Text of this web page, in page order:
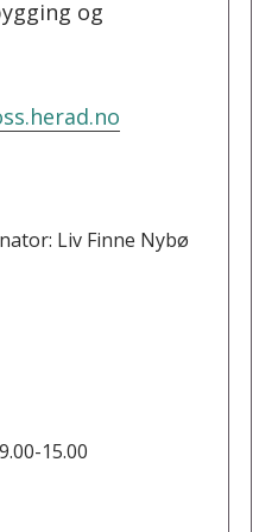
og
Liv Finne Nybø
15.00